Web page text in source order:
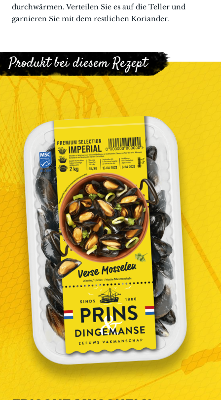
durchwärmen. Verteilen Sie es auf die Teller und
garnieren Sie mit dem restlichen Koriander.
Produkt bei diesem Rezept